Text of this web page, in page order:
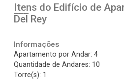
Itens do Edifício de
Del Rey
Informações
Apartamento por Andar: 4
Quantidade de Andares: 10
Torre(s): 1